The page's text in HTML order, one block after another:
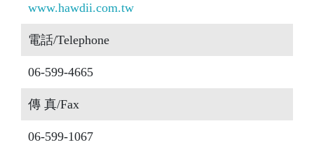
www.hawdii.com.tw
電話/Telephone
06-599-4665
傳 真/Fax
06-599-1067